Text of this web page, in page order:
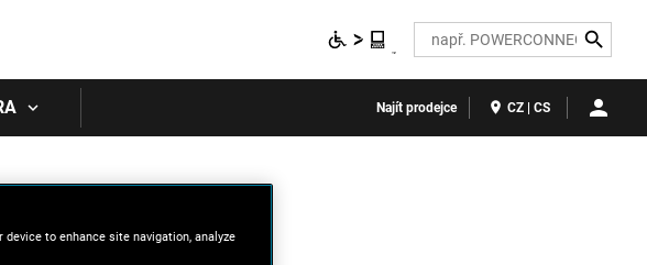
Search
Najít prodejce CZ | CS
to enhance site navigation, analyze